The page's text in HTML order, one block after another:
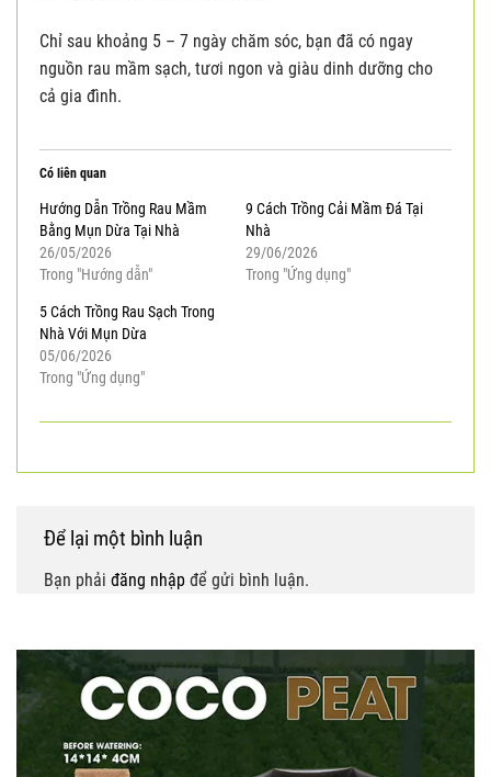
Chỉ sau khoảng 5 – 7 ngày chăm sóc, bạn đã có ngay
nguồn rau mầm sạch, tươi ngon và giàu dinh dưỡng cho
cả gia đình.
Có liên quan
Hướng Dẫn Trồng Rau Mầm
Bằng Mụn Dừa Tại Nhà
26/05/2026
Trong "Hướng dẫn"
9 Cách Trồng Cải Mầm Đá Tại
Nhà
29/06/2026
Trong "Ứng dụng"
5 Cách Trồng Rau Sạch Trong
Nhà Với Mụn Dừa
05/06/2026
Trong "Ứng dụng"
Để lại một bình luận
Bạn phải đăng nhập để gửi bình luận.